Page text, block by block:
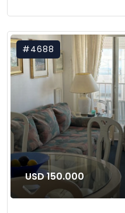
#4688
USD 150.000